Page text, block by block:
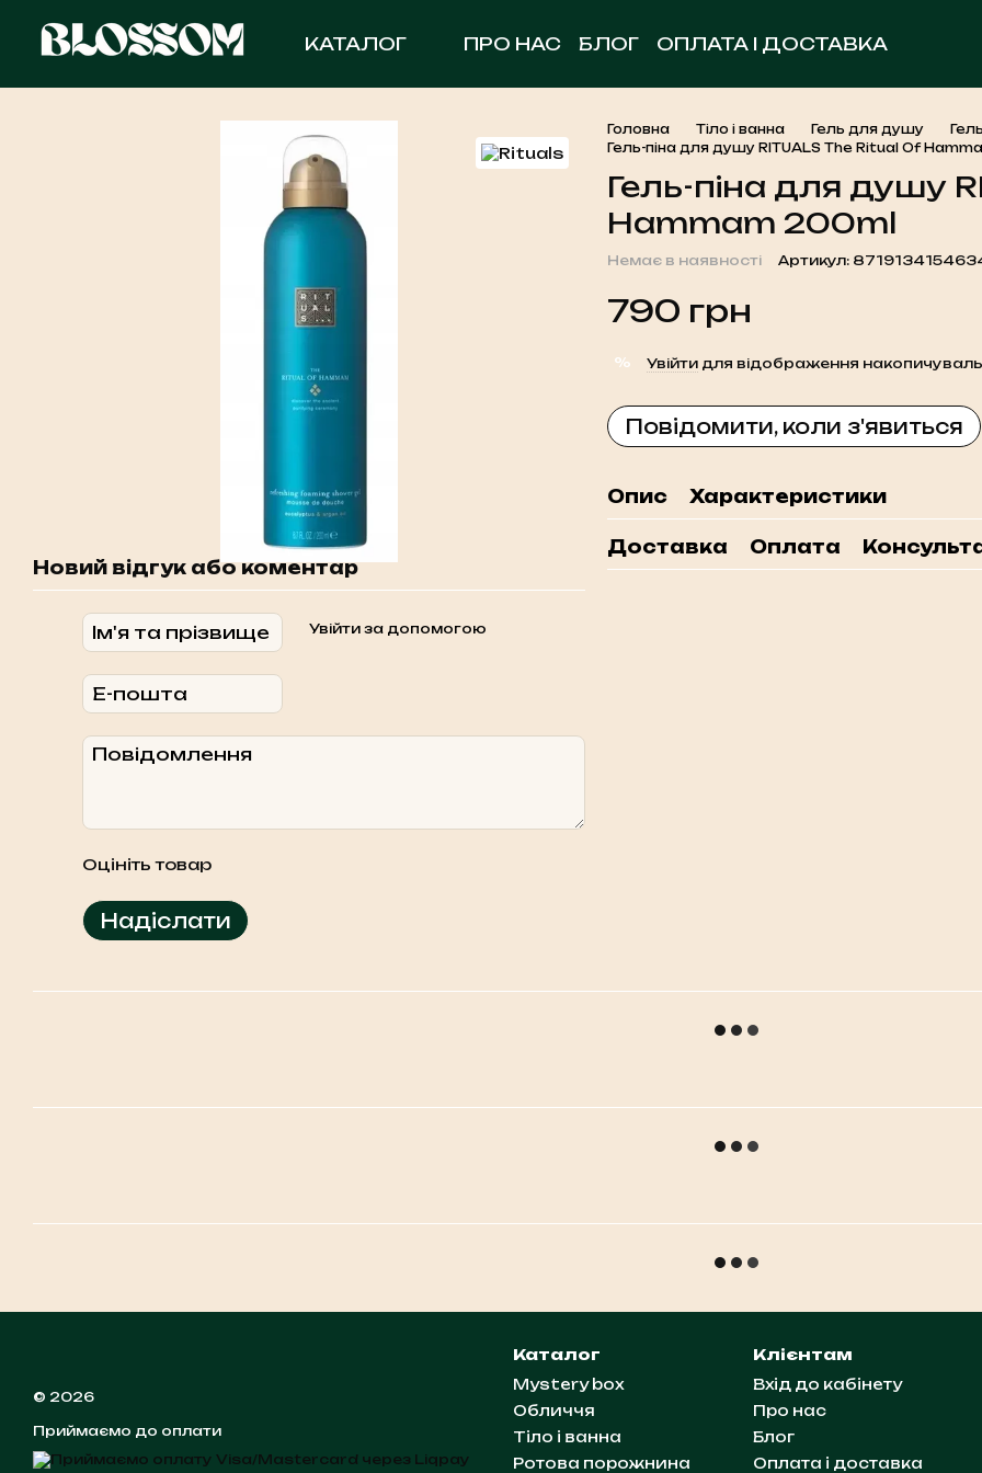
КАТАЛОГ ПРО НАС БЛОГ
ОПЛАТА І ДОСТАВКА
Новий відгук або коментар
Увійти за допомогою
Оцініть товар
Надіслати
Головна Тіло і ванна Гель для душу
Гель-піна для душу RITUALS The Ritual Of
Гель-піна для душу
Hammam 200ml
Немає в наявності Артикул:
790 грн
% Увійтидля відображення
Повідомити, коли з'явиться
Опис Характеристики
Доставка Оплата
© 2026
Приймаємо до оплати
Каталог
Mystery box
Обличчя
Тіло і ванна
Ротова порожнина
Клієнтам
Вхід до кабінету
Про нас
Блог
Оплата і доставка